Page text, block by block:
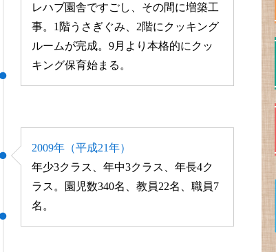
レハブ園舎ですごし、その間に増築工
事。1階うさぎぐみ、2階にクッキング
ルームが完成。9月より本格的にクッ
キング保育始まる。
2009年（平成21年）
年少3クラス、年中3クラス、年長4ク
ラス。園児数340名、教員22名、職員7
名。